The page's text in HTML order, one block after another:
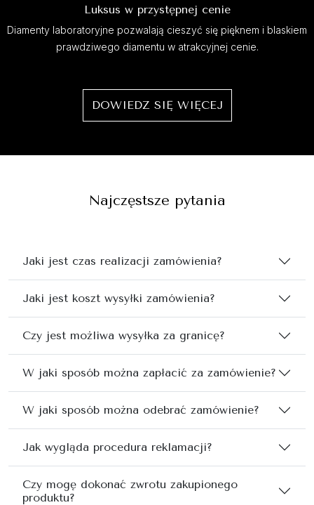
Luksus w przystępnej cenie
Diamenty laboratoryjne pozwalają cieszyć się pięknem i blaskiem
prawdziwego diamentu w atrakcyjnej cenie.
DOWIEDZ SIĘ WIĘCEJ
Najczęstsze pytania
Jaki jest czas realizacji zamówienia?
Jaki jest koszt wysyłki zamówienia?
Czy jest możliwa wysyłka za granicę?
W jaki sposób można zapłacić za zamówienie?
W jaki sposób można odebrać zamówienie?
Jak wygląda procedura reklamacji?
Czy mogę dokonać zwrotu zakupionego
produktu?